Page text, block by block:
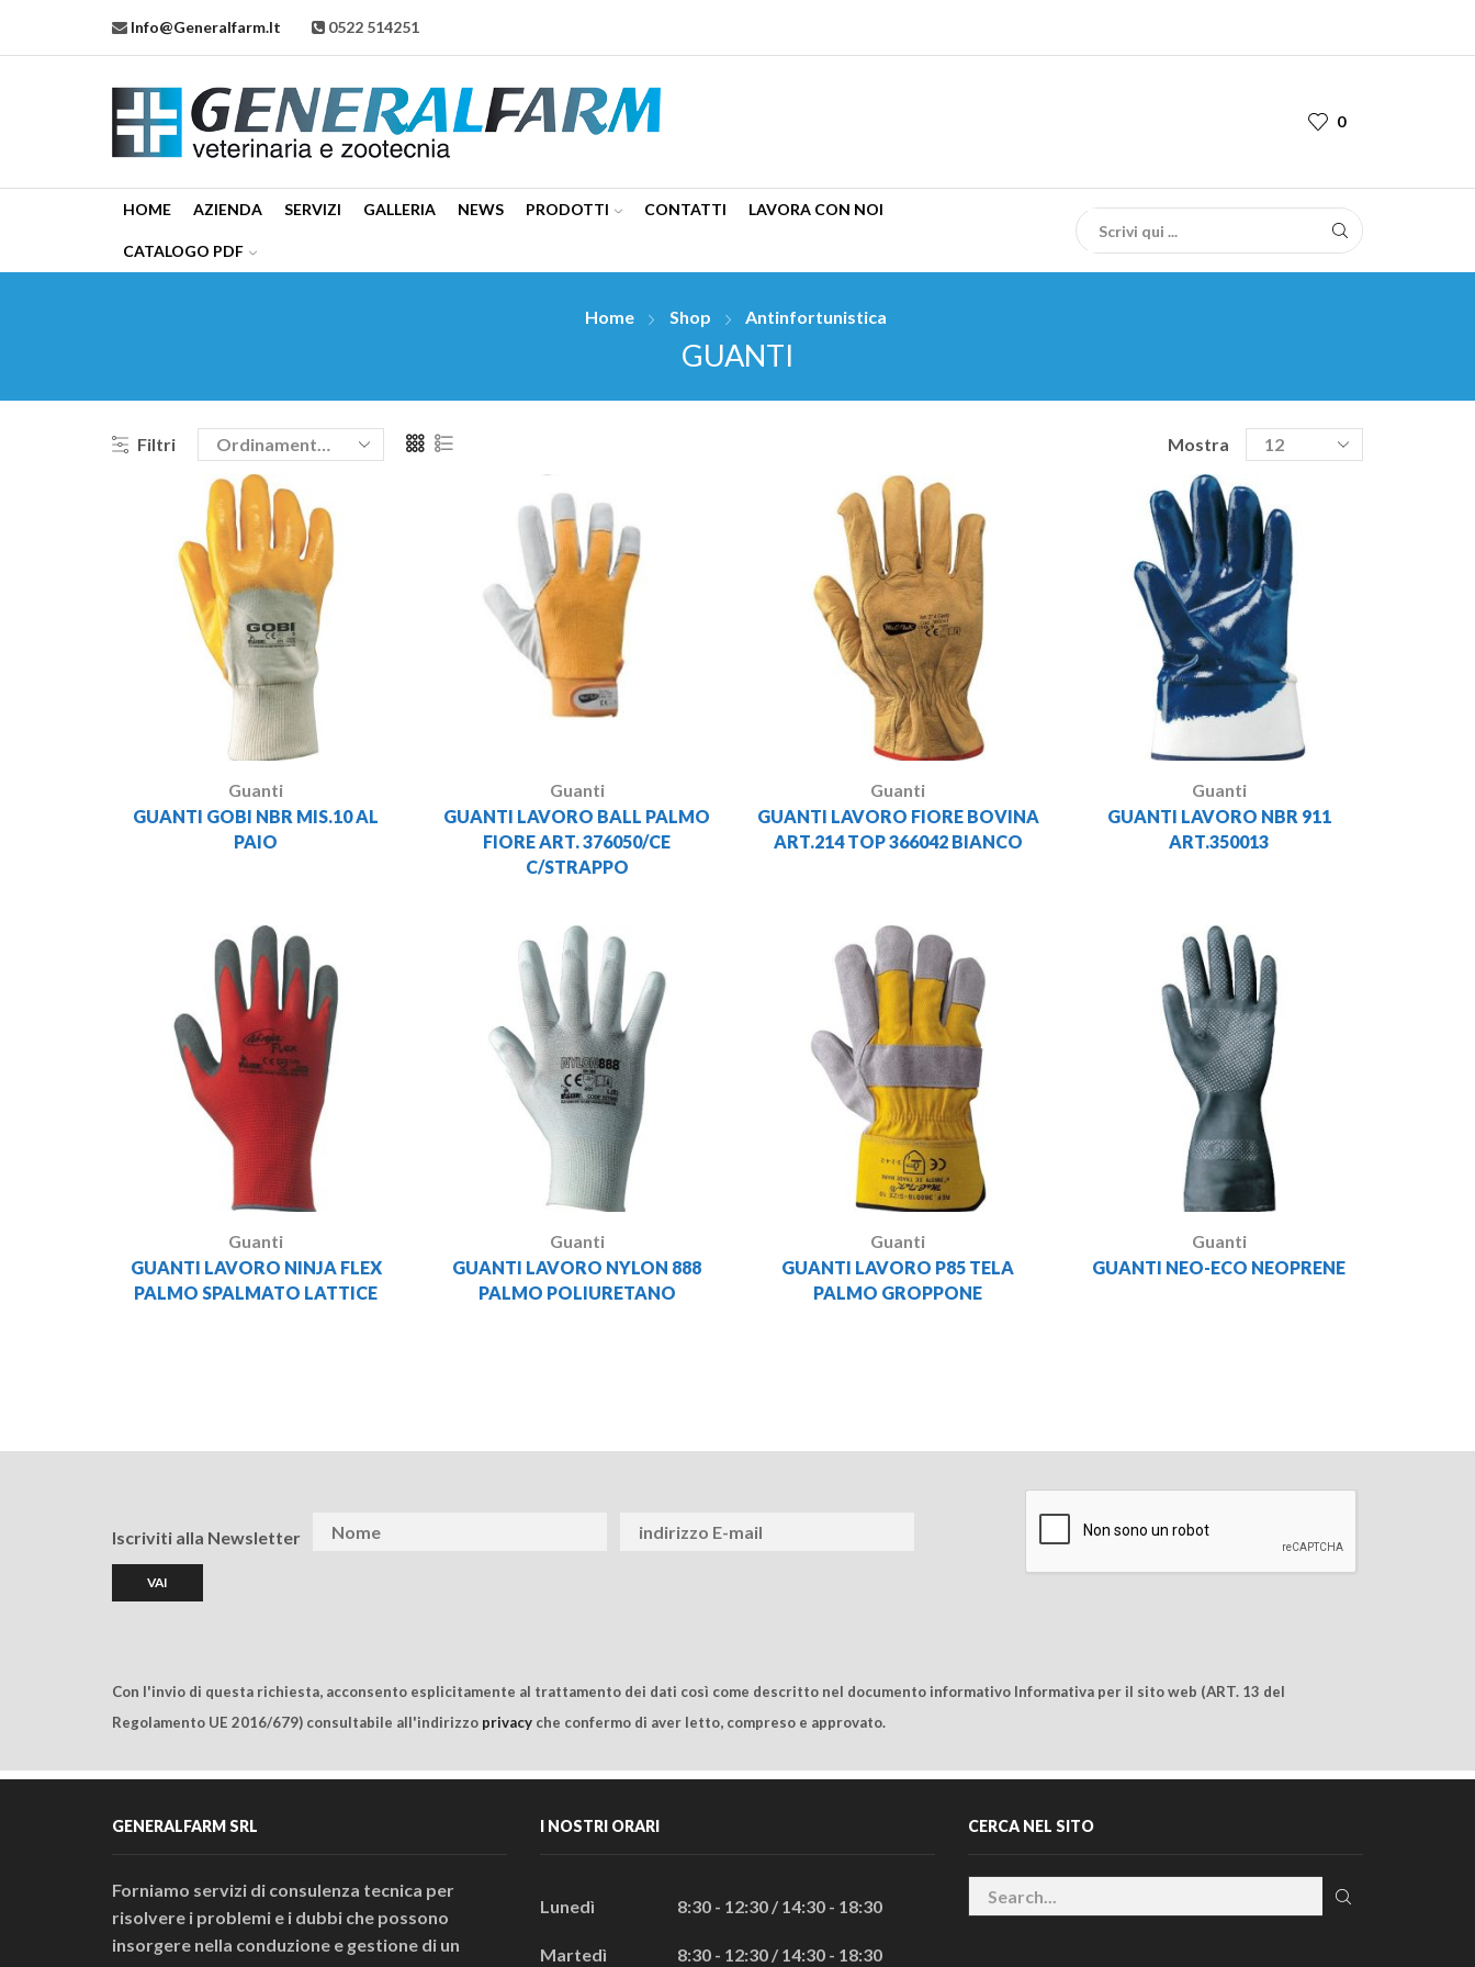
Info@generalfarm.it 0522 514251
0
HOME AZIENDA SERVIZI GALLERIA NEWS PRODOTTI CONTATTI LAVORA CON NOI
CATALOGO PDF
Home Shop Antinfortunistica
GUANTI
Filtri Mostra
Guanti
GUANTI GOBI NBR MIS.10 AL
PAIO
Guanti
GUANTI LAVORO BALL PALMO
FIORE ART. 376050/CE
C/STRAPPO
Guanti
GUANTI LAVORO FIORE BOVINA
ART.214 TOP 366042 BIANCO
Guanti
GUANTI LAVORO NBR 911
ART.350013
Guanti
GUANTI LAVORO NINJA FLEX
PALMO SPALMATO LATTICE
Guanti
GUANTI LAVORO NYLON 888
PALMO POLIURETANO
Guanti
GUANTI LAVORO P85 TELA
PALMO GROPPONE
Guanti
GUANTI NEO-ECO NEOPRENE
Iscriviti alla Newsletter
Con l'invio di questa richiesta, acconsento esplicitamente al trattamento dei dati così come descritto nel documento informativo Informativa per il sito web (ART. 13 del
Regolamento UE 2016/679) consultabile all'indirizzo privacy che confermo di aver letto, compreso e approvato.
GENERALFARM SRL
Forniamo servizi di consulenza tecnica per
risolvere i problemi e i dubbi che possono
insorgere nella conduzione e gestione di un
I NOSTRI ORARI
Lunedì 8:30 - 12:30 / 14:30 - 18:30
Martedì 8:30 - 12:30 / 14:30 - 18:30
CERCA NEL SITO